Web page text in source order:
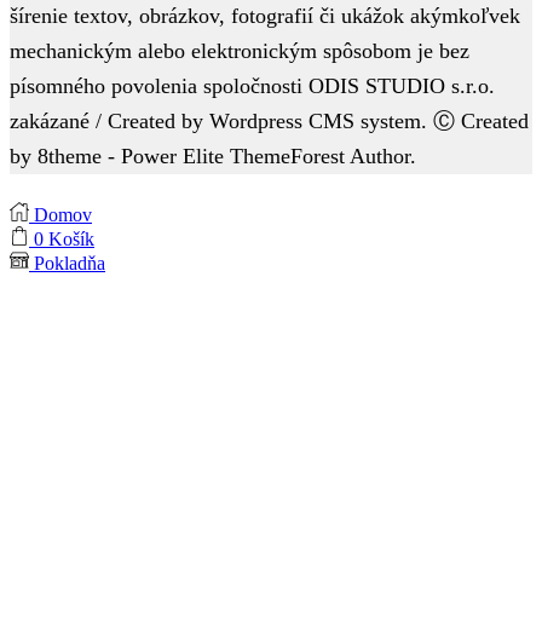
šírenie textov, obrázkov, fotografií či ukážok akýmkoľvek
mechanickým alebo elektronickým spôsobom je bez
písomného povolenia spoločnosti ODIS STUDIO s.r.o.
zakázané / Created by Wordpress CMS system. Ⓒ Created
by 8theme - Power Elite ThemeForest Author.
Domov
0 Košík
Pokladňa